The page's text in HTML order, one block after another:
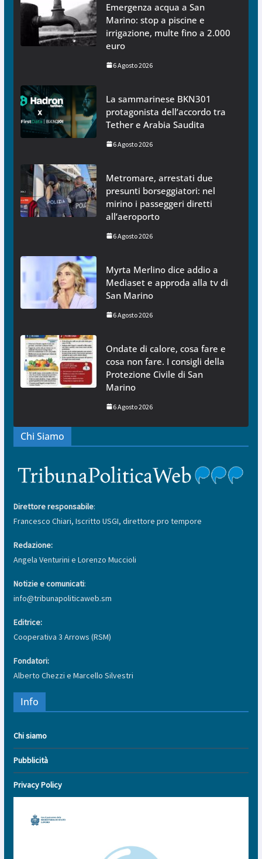
Emergenza acqua a San
Marino: stop a piscine e
irrigazione, multe fino a 2.000
euro
6 Agosto 2026
La sammarinese BKN301
protagonista dell’accordo tra
Tether e Arabia Saudita
6 Agosto 2026
Metromare, arrestati due
presunti borseggiatori: nel
mirino i passeggeri diretti
all’aeroporto
6 Agosto 2026
Myrta Merlino dice addio a
Mediaset e approda alla tv di
San Marino
6 Agosto 2026
Ondate di calore, cosa fare e
cosa non fare. I consigli della
Protezione Civile di San
Marino
6 Agosto 2026
Chi Siamo
Direttore responsabile:
Francesco Chiari, Iscritto USGI, direttore pro tempore
Redazione:
Angela Venturini e Lorenzo Muccioli
Notizie e comunicati:
info@tribunapoliticaweb.sm
Editrice:
Cooperativa 3 Arrows (RSM)
Fondatori:
Alberto Chezzi e Marcello Silvestri
Info
Chi siamo
Pubblicità
Privacy Policy